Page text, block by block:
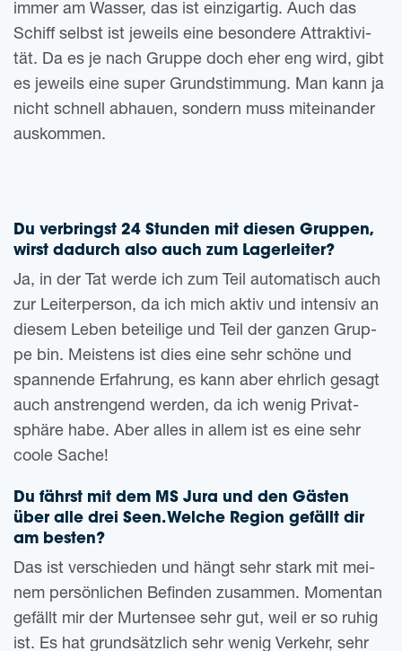
immer am Was­ser, das ist ein­zig­ar­tig. Auch das
Schiff selbst ist jeweils eine beson­de­re Attrak­ti­vi­
tät. Da es je nach Grup­pe doch eher eng wird, gibt
es jeweils eine super Grund­stim­mung. Man kann ja
nicht schnell abhau­en, son­dern muss mit­ein­an­der
auskommen.
Du ver­bringst 24 Stun­den mit die­sen Grup­pen,
wirst dadurch also auch zum Lagerleiter?
Ja, in der Tat werde ich zum Teil auto­ma­tisch auch
zur Lei­ter­per­son, da ich mich aktiv und inten­siv an
die­sem Leben betei­li­ge und Teil der gan­zen Grup­
pe bin. Meis­tens ist dies eine sehr schö­ne und
span­nen­de Erfah­rung, es kann aber ehr­lich gesagt
auch anstren­gend wer­den, da ich wenig Pri­vat­
sphä­re habe. Aber alles in allem ist es eine sehr
coole Sache!
Du fährst mit dem MS Jura und den Gäs­ten
über alle drei Seen. Wel­che Regi­on gefällt dir
am besten?
Das ist ver­schie­den und hängt sehr stark mit mei­
nem per­sön­li­chen Befin­den zusam­men. Momen­tan
gefällt mir der Mur­ten­see sehr gut, weil er so ruhig
ist. Es hat grund­sätz­lich sehr wenig Ver­kehr, sehr